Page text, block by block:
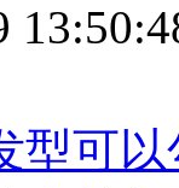
型可